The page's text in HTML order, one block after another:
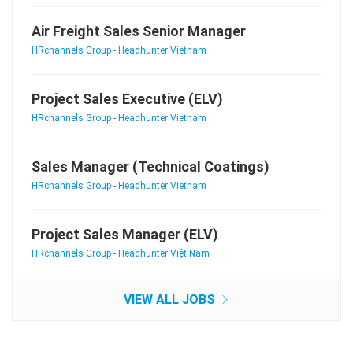
Air Freight Sales Senior Manager
HRchannels Group - Headhunter Vietnam
Project Sales Executive (ELV)
HRchannels Group - Headhunter Vietnam
Sales Manager (Technical Coatings)
HRchannels Group - Headhunter Vietnam
Project Sales Manager (ELV)
HRchannels Group - Headhunter Việt Nam
VIEW ALL JOBS